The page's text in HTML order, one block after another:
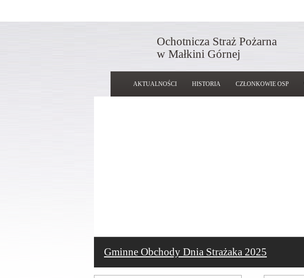
Ochotnicza Straż Pożarna
w Małkini Górnej
AKTUALNOŚCI HISTORIA CZŁONKOWIE OSP
Gminne Obchody Dnia Strażaka 2025